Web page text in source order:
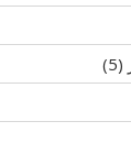
(5)